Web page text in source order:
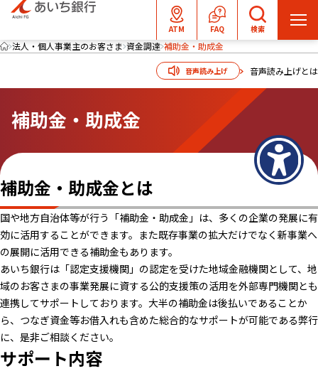
ATM FAQ 検索
メ
ニ
ー
法人・個人事業主のお客さま 資金調達 補助金・助成金
音声読み上げ 音声読み上げとは
補助金・助成金
補助金・助成金とは
国や地方自治体等が行う「補助金・助成金」は、多くの企業の発展に有
効に活用することができます。また既存事業の拡大だけでなく新事業へ
の展開に活用できる補助金もあります。
あいち銀行は「認定支援機関」の認定を受けた地域金融機関として、地
域のお客さまの事業発展に資する公的支援策の活用を外部専門機関とも
連携してサポートしております。大半の補助金は後払いであることか
ら、つなぎ資金等お借入れも含めた総合的なサポートが可能である弊行
に、是非ご相談ください。
サポート内容